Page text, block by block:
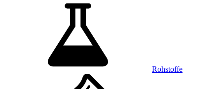
Rohstoffe